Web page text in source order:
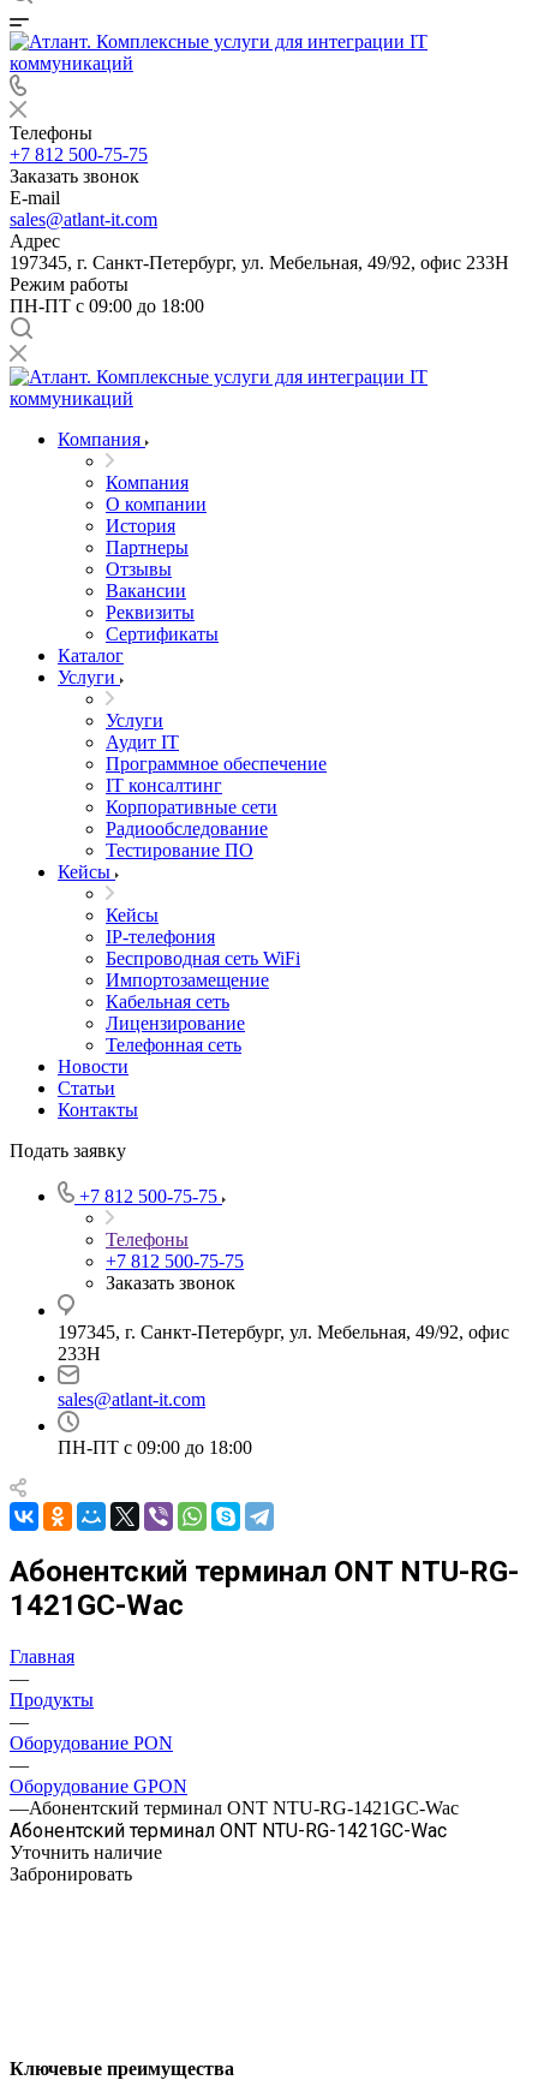
Телефоны
+7 812 500-75-75
Заказать звонок
E-mail
sales@atlant-it.com
Адрес
197345, г. Санкт-Петербург, ул. Мебельная, 49/92, офис 233Н
Режим работы
ПН-ПТ с 09:00 до 18:00
Компания
Компания
О компании
История
Партнеры
Отзывы
Вакансии
Реквизиты
Сертификаты
Каталог
Услуги
Услуги
Аудит IT
Программное обеспечение
IT консалтинг
Корпоративные сети
Радиообследование
Тестирование ПО
Кейсы
Кейсы
IP-телефония
Беспроводная сеть WiFi
Импортозамещение
Кабельная сеть
Лицензирование
Телефонная сеть
Новости
Статьи
Контакты
Подать заявку
+7 812 500-75-75
Телефоны
+7 812 500-75-75
Заказать звонок
197345, г. Санкт-Петербург, ул. Мебельная, 49/92, офис
233Н
sales@atlant-it.com
ПН-ПТ с 09:00 до 18:00
Абонентский терминал ONT NTU-RG-
1421GC-Wac
Главная
—
Продукты
—
Оборудование PON
—
Оборудование GPON
—Абонентский терминал ONT NTU-RG-1421GC-Wac
Абонентский терминал ONT NTU-RG-1421GC-Wac
Уточнить наличие
Забронировать
Ключевые преимущества